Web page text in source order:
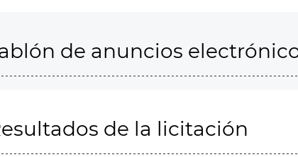
de anuncios
de la licitación